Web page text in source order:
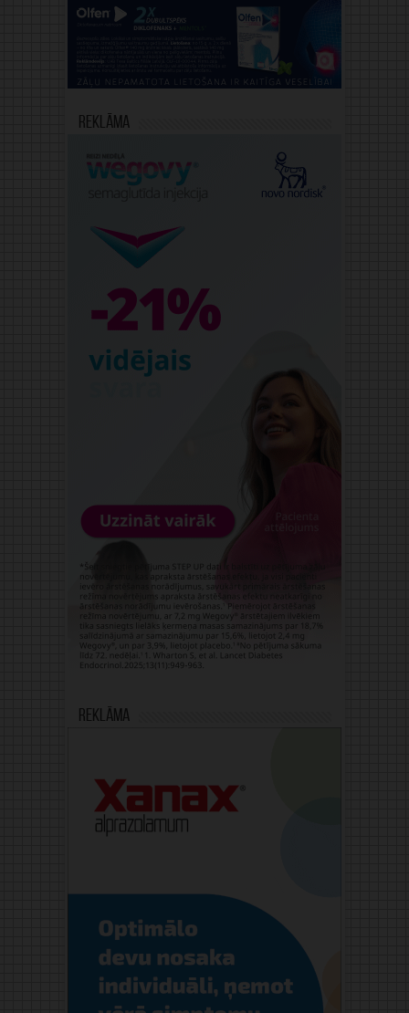
Reklāma
Reklāma